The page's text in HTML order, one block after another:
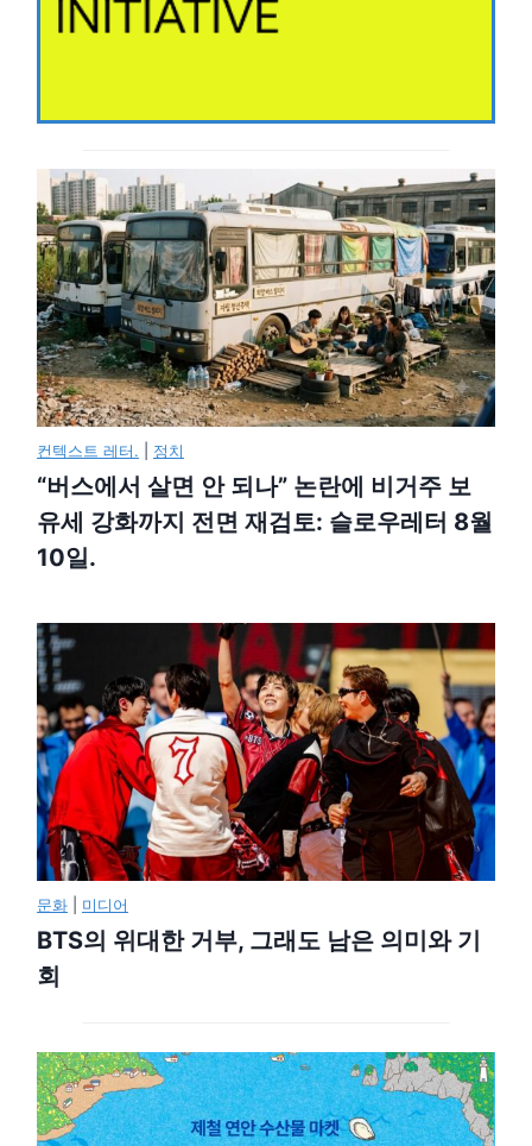
컨텍스트 레터. 정치
“버스에서 살면 안 되나” 논란에 비거주 보
유세 강화까지 전면 재검토: 슬로우레터 8월
10일.
문화 미디어
BTS의 위대한 거부, 그래도 남은 의미와 기
회